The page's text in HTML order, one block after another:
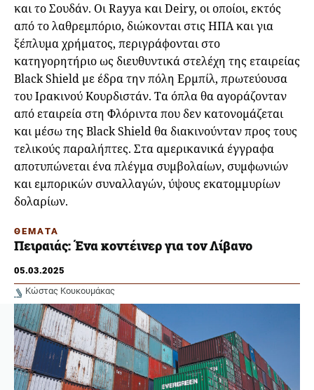
και το Σουδάν. Οι Rayya και Deiry, οι οποίοι, εκτός
από το λαθρεμπόριο, διώκονται στις ΗΠΑ και για
ξέπλυμα χρήματος, περιγράφονται στο
κατηγορητήριο ως διευθυντικά στελέχη της εταιρείας
Black Shield με έδρα την πόλη Ερμπίλ, πρωτεύουσα
του Ιρακινού Κουρδιστάν. Τα όπλα θα αγοράζονταν
από εταιρεία στη Φλόριντα που δεν κατονομάζεται
και μέσω της Black Shield θα διακινούνταν προς τους
τελικούς παραλήπτες. Στα αμερικανικά έγγραφα
αποτυπώνεται ένα πλέγμα συμβολαίων, συμφωνιών
και εμπορικών συναλλαγών, ύψους εκατομμυρίων
δολαρίων.
ΘΕΜΑΤΑ
Πειραιάς: Ένα κοντέινερ για τον Λίβανο
05.03.2025
Κώστας Κουκουμάκας